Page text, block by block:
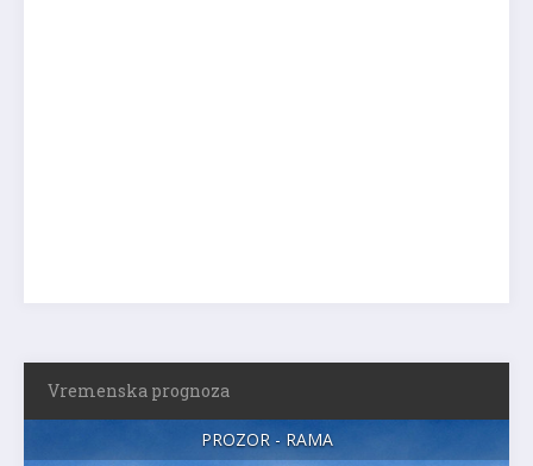
Vremenska prognoza
PROZOR - RAMA